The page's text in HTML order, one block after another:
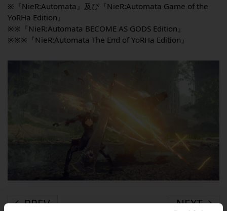
※『NieR:Automata』及び『NieR:Automata Game of the
YoRHa Edition』
※※『NieR:Automata BECOMEAS GODSEdition』
※※※『NieR:Automata The End of YoRHa Edition』
PREV NEXT